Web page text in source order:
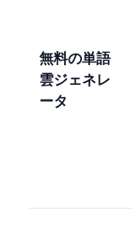
無料の単語
雲ジェネレ
ータ